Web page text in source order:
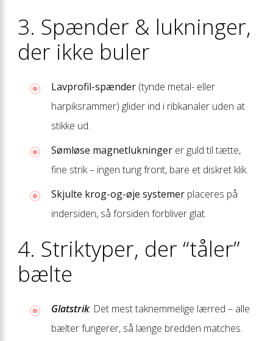
3. Spænder & lukninger,
der ikke buler
Lavprofil-spænder (tynde metal- eller
harpiksrammer) glider ind i ribkanaler uden at
stikke ud.
Sømløse magnetlukninger er guld til tætte,
fine strik – ingen tung front, bare et diskret klik.
Skjulte krog-og-øje systemer placeres på
indersiden, så forsiden forbliver glat.
4. Striktyper, der “tåler”
bælte
Glatstrik: Det mest taknemmelige lærred – alle
bælter fungerer, så længe bredden matches.